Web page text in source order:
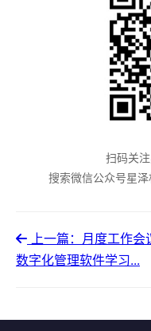
扫码关
搜索微信公众号星
上一篇：月度工作会
数字化管理软件学习...